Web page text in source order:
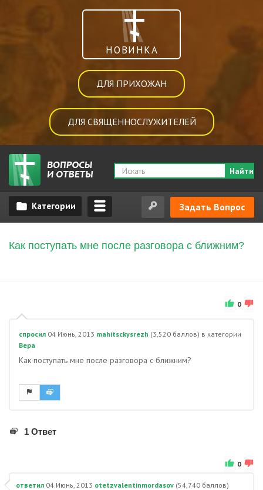
НОВИНКА
ДЛЯ ПРИХОЖАН
ДЛЯ СВЯЩЕННОСЛУЖИТЕЛЕЙ
Найти
Задать Вопрос
Как поступать мне после разговора с ближним?
0
спросил 04 Июнь, 2013 mahitsckysrezh (3,520 баллов) в категории
Вера
Как поступать мне после разговора с ближним?
1 Ответ
0
ответил 04 Июнь, 2013 otetzvalentinmordasov (54,740 баллов)